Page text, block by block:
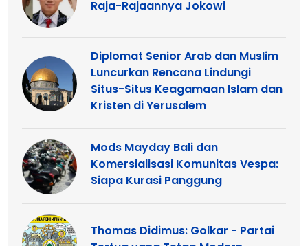
Raja-Rajaannya Jokowi
Diplomat Senior Arab dan Muslim
Luncurkan Rencana Lindungi
Situs-Situs Keagamaan Islam dan
Kristen di Yerusalem
Mods Mayday Bali dan
Komersialisasi Komunitas Vespa:
Siapa Kurasi Panggung
Thomas Didimus: Golkar - Partai